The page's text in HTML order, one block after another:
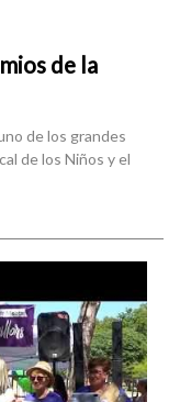
de la
de los grandes
de los Niños y el